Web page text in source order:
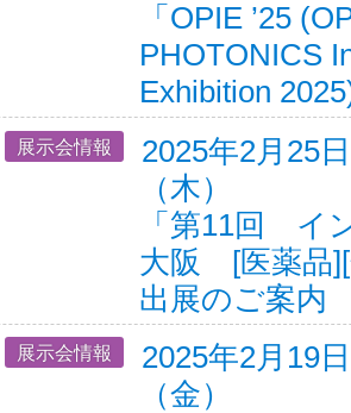
「OPIE ’25
PHOTONICS
Exhibition
展示会情報
2025年2月25
（木）
「第11回 イ
大阪 [医薬品][
出展のご案内
展示会情報
2025年2月19
（金）